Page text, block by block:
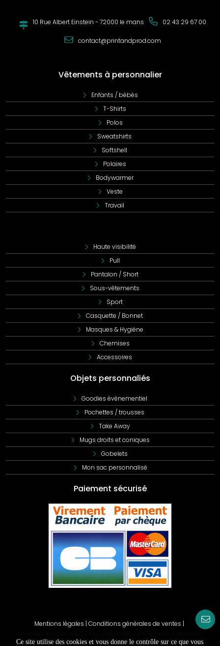
10 Rue Albert Einstein - 72000 le mans 02 43 29 67 00
contact@printandprod.com
Vêtements à personnalier
Enfants / bébés
T-Shirts
Polos
Sweatshirts
Softshell
Polaires
Bodywarmer
Veste
Travail
Haute visibilité
Pull
Pantalon / Short
Sous-vêtements
Sport
Casquette / Bonnet
Masques & Hygiène
Chemises
Accessoires
Objets personnaliés
Goodies évènementiel
Pochettes / trousses
Take Away
Mugs droits et coniques
Gobelets
Mon sac personnalisé
Paiement sécurisé
Mentions légales | Conditions générales de ventes |
Vêtements Français/Ecologiques|Blog |Coup de coeur |Contact
Ce site utilise des cookies et vous donne le contrôle sur ce que vous